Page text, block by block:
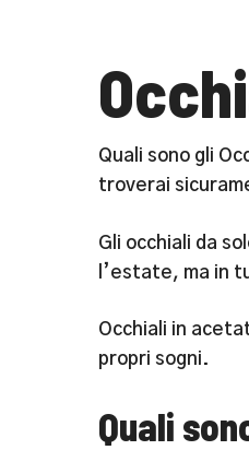
Quali sono gli
troverai
Gli occhiali da
l’estate, ma in
Occhiali in
propri sogni.
Quali